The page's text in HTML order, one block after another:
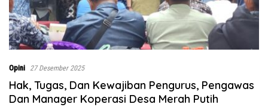
Opini 27 Desember 2025
Hak, Tugas, Dan Kewajiban Pengurus, Pengawas
Dan Manager Koperasi Desa Merah Putih